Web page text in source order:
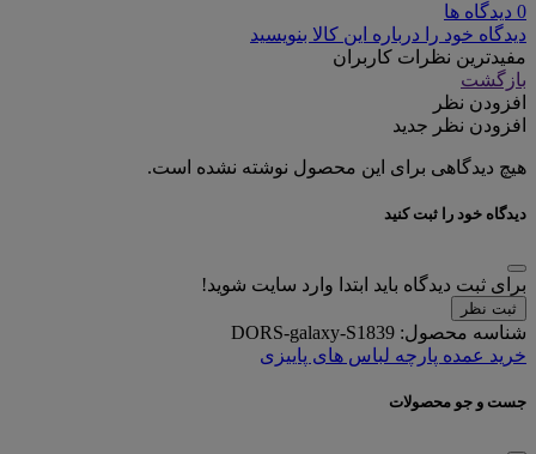
0 دیدگاه ها
دیدگاه خود را درباره این کالا بنویسید
مفیدترین نظرات کاربران
بازگشت
افزودن نظر
افزودن نظر جدید
هیچ دیدگاهی برای این محصول نوشته نشده است.
دیدگاه خود را ثبت کنید
برای ثبت دیدگاه باید ابتدا وارد سایت شوید!
ثبت نظر
شناسه محصول: DORS-galaxy-S1839
خرید عمده پارچه لباس های پاییزی
جست و جو محصولات